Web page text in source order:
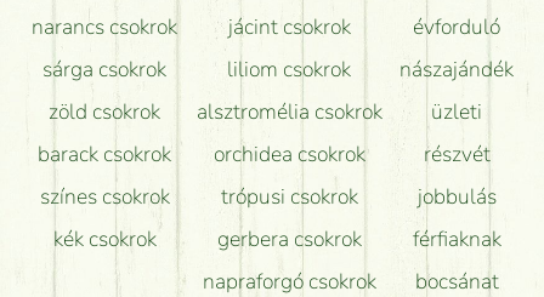
narancs csokrok
sárga csokrok
zöld csokrok
barack csokrok
színes csokrok
kék csokrok
jácint csokrok
liliom csokrok
alsztromélia csokrok
orchidea csokrok
trópusi csokrok
gerbera csokrok
napraforgó csokrok
évforduló
nászajándék
üzleti
részvét
jobbulás
férfiaknak
bocsánat